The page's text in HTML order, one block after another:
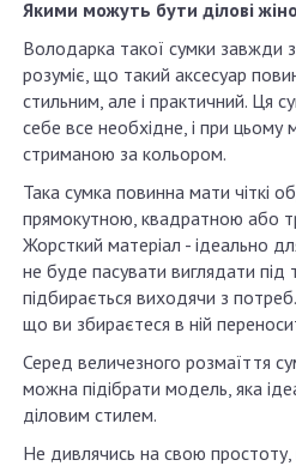
Якими можуть бути ділові
Володарка такої сумки завжди
розуміє, що такий аксесуар
стильним, але і практичний. Ця
себе все необхідне, і при цьому
стриманою за кольором.
Така сумка повинна мати чіткі
прямокутною, квадратною або
Жорсткий матеріал - ідеально
не буде пасувати виглядати під
підбирається виходячи з
що ви збираєтеся в ній
Серед величезного розмаїття
можна підібрати модель, яка
діловим стилем.
Не дивлячись на свою простоту,